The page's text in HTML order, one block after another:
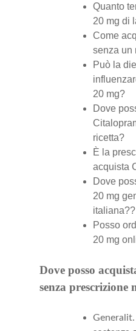
Quanto
20 mg di
Come
senza un
Può la
20 mg?
Dove
ricetta?
È la
acquista
Dove
20 mg
italiana??
Posso
20 mg
Dove posso
senza prescrizione